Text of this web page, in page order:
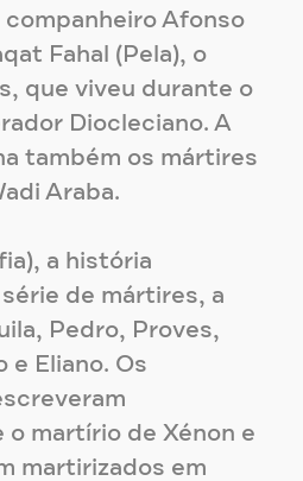
companheiro Afonso
Fahal (Pela), o
que viveu durante o
Diocleciano. A
também os mártires
Araba.
a história
de mártires, a
Pedro, Proves,
e Eliano. Os
martírio de Xénon e
martirizados em